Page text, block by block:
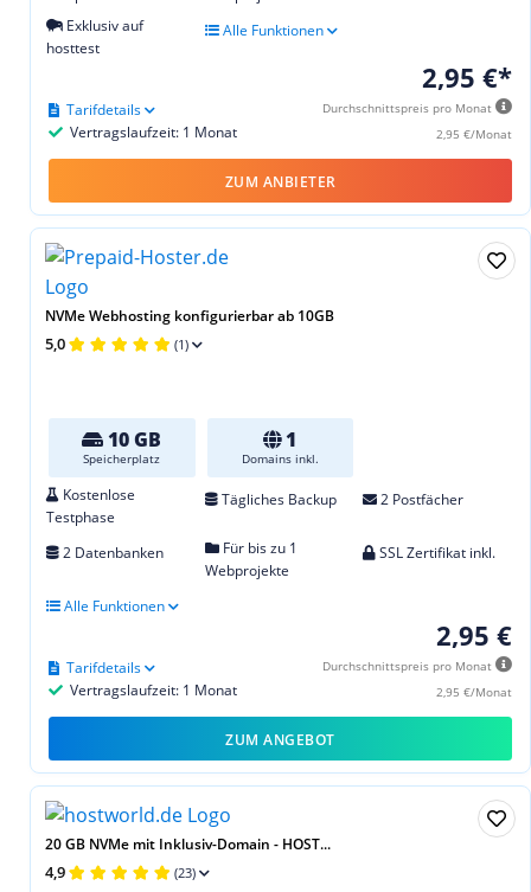
Exklusiv auf
hosttest
Alle Funktionen
2,95 €*
Durchschnittspreis pro Monat
2,95 €/Monat
Vertragslaufzeit: 1 Monat
Tarifdetails
ZUM ANBIETER
NVMe Webhosting konfigurierbar ab 10GB
5,0 (1)
10 GB
Speicherplatz
1
Domains inkl.
Kostenlose
Testphase
Tägliches Backup 2 Postfächer
2 Datenbanken
Für bis zu 1
Webprojekte
SSL Zertifikat inkl.
Alle Funktionen
2,95 €
Durchschnittspreis pro Monat
2,95 €/Monat
Vertragslaufzeit: 1 Monat
Tarifdetails
ZUM ANGEBOT
20 GB NVMe mit Inklusiv-Domain - HOST...
4,9 (23)